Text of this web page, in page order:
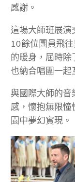
感謝。
這場大師班展演
10餘位團員飛
的暖身，屆時
也納合唱團一起
與國際大師的音
感，懷抱無限
園中夢幻實現。